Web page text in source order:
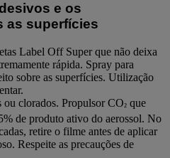
e os
as superfícies
Label Off Super que não deixa
rápida. Spray para
sobre as superfícies. Utilização
ou clorados. Propulsor CO² que
de produto ativo do aerossol. No
retire o filme antes de aplicar
Respeite as precauções de